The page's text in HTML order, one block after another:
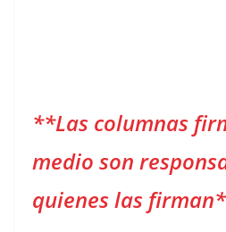
**Las columnas
medio son
quienes las